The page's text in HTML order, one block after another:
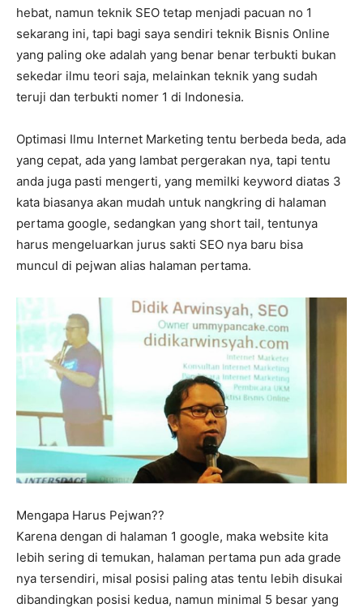
hebat, namun teknik SEO tetap menjadi pacuan no 1
sekarang ini, tapi bagi saya sendiri teknik Bisnis Online
yang paling oke adalah yang benar benar terbukti bukan
sekedar ilmu teori saja, melainkan teknik yang sudah
teruji dan terbukti nomer 1 di Indonesia.
Optimasi Ilmu Internet Marketing tentu berbeda beda, ada
yang cepat, ada yang lambat pergerakan nya, tapi tentu
anda juga pasti mengerti, yang memilki keyword diatas 3
kata biasanya akan mudah untuk nangkring di halaman
pertama google, sedangkan yang short tail, tentunya
harus mengeluarkan jurus sakti SEO nya baru bisa
muncul di pejwan alias halaman pertama.
Mengapa Harus Pejwan??
Karena dengan di halaman 1 google, maka website kita
lebih sering di temukan, halaman pertama pun ada grade
nya tersendiri, misal posisi paling atas tentu lebih disukai
dibandingkan posisi kedua, namun minimal 5 besar yang